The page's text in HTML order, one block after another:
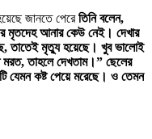
জানতে পেরেতিনি বলেন,
মৃতদেহ আনার কেউ নেই। দেখার
তাতেই মৃত্যু হয়েছে। খুব ভালোই
তাহলে দেখতাম।” ছেলের
যেমন কষ্ট পেয়ে মরেছে। ও তেমন